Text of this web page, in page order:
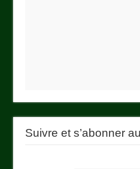
Suivre et s’abonner